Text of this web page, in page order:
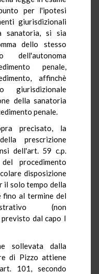
per l'ipotesi
giurisdizionali
sanatoria, si sia
dello stesso
penale,
affinchè
giurisdizionale
della sanatoria
penale.
precisato, la
prescrizione
dell'art. 59 c.p.
procedimento
disposizione
il solo tempo della
fino al termine del
(non
dal capo I
sollevata dalla
di Pizzo attiene
101, secondo